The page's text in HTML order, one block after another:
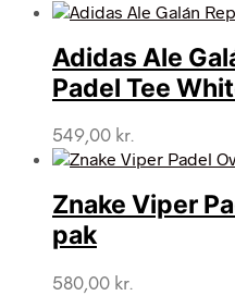
Adidas Ale
Padel Tee
549,00 kr.
Znake Viper
pak
580,00 kr.